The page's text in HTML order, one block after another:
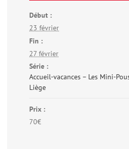
Début :
23 février
Fin :
27 février
Série :
Accueil-vacances – Les Mini-
Liège
Prix :
70€